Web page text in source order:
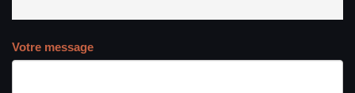
Votre message